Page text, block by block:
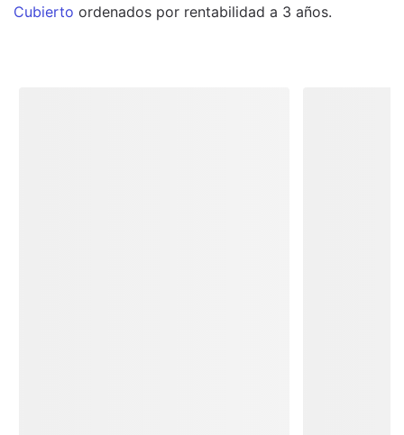
Cubierto ordenados por rentabilidad a 3 años.